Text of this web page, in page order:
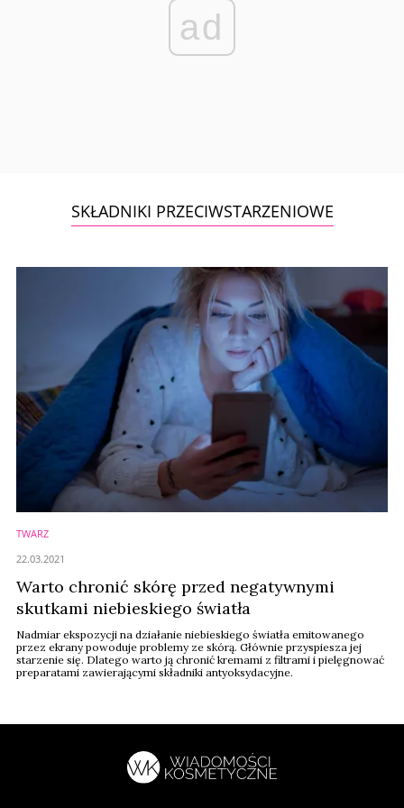
ad
SKŁADNIKI PRZECIWSTARZENIOWE
TWARZ
Warto chronić skórę przed negatywnymi
skutkami niebieskiego światła
Nadmiar ekspozycji na działanie niebieskiego światła emitowanego
przez ekrany powoduje problemy ze skórą. Głównie przyspiesza jej
starzenie się. Dlatego warto ją chronić kremami z filtrami i pielęgnować
preparatami zawierającymi składniki antyoksydacyjne.
22.03.2021